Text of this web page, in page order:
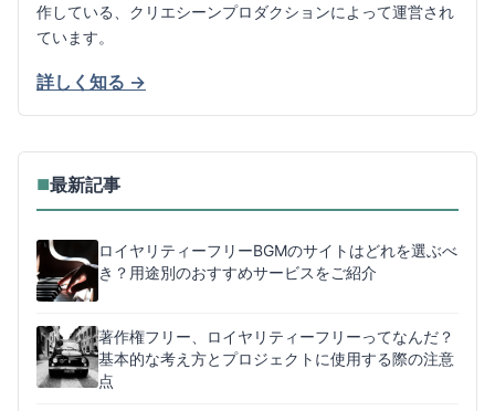
作している、クリエシーンプロダクションによって運営され
ています。
詳しく知る →
■最新記事
ロイヤリティーフリーBGMのサイトはどれを選ぶべ
き？用途別のおすすめサービスをご紹介
著作権フリー、ロイヤリティーフリーってなんだ？
基本的な考え方とプロジェクトに使用する際の注意
点